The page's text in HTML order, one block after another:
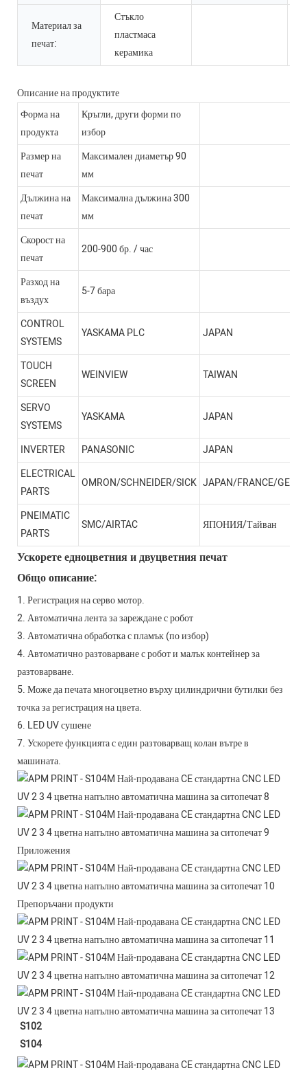
Материал за
печат:
Стъкло
пластмаса
керамика
Описание на продуктите
Форма на
продукта
Кръгли, други форми по
избор
Размер на
печат
Максимален диаметър 90
мм
Дължина на
печат
Максимална дължина 300
мм
Скорост на
печат
200-900 бр. / час
Разход на
въздух
5-7 бара
CONTROL
SYSTEMS
YASKAMA PLC JAPAN
TOUCH
SCREEN
WEINVIEW TAIWAN
SERVO
SYSTEMS
YASKAMA JAPAN
INVERTER PANASONIC
JAPAN
ELECTRICAL
PARTS
OMRON/SCHNEIDER/SICK JAPAN/FRANCE/
PNEIMATIC
PARTS
SMC/AIRTAC ЯПОНИЯ/Тайван
Ускорете едноцветния и двуцветния печат
Общо описание:
1. Регистрация на серво мотор.
2. Автоматична лента за зареждане с робот
3. Автоматична обработка с пламък (по избор)
4. Автоматично разтоварване с робот и малък контейнер за
разтоварване.
5. Може да печата многоцветно върху цилиндрични бутилки без
точка за регистрация на цвета.
6. LED UV сушене
7. Ускорете функцията с един разтоварващ колан вътре в
машината.
Приложения
Препоръчани продукти
S102
S104